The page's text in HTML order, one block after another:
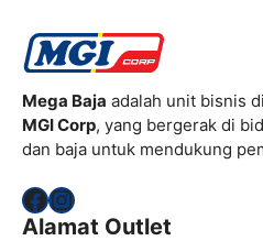
Mega Baja adalah unit bisnis
MGI Corp, yang bergerak di
dan baja untuk mendukung
Facebook
Instagram
Alamat Outlet